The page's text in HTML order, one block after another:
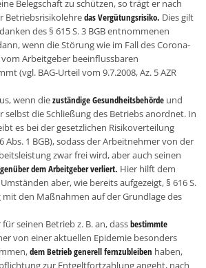
Belegschaft zu schützen, so trägt er nach
Betriebsrisikolehredas Vergütungsrisiko. Dies gilt
des § 615 S. 3 BGB entnommenen
wenn die Störung wie im Fall des Corona-
Arbeitgeber beeinflussbaren
(vgl. BAG-Urteil vom 9.7.2008, Az. 5 AZR
wenn diezuständige Gesundheitsbehörde und
selbst die Schließung des Betriebs anordnet. In
es bei der gesetzlichen Risikoverteilung
Abs. 1 BGB), sodass der Arbeitnehmer von der
zwar frei wird, aber auch seinen
dem Arbeitgeber verliert. Hier hilft dem
aber, wie bereits aufgezeigt, § 616 S.
mit den Maßnahmen auf der Grundlage des
seinen Betrieb z. B. an, dassbestimmte
von einer aktuellen Epidemie besonders
dem Betrieb generell fernzubleiben haben,
zur Entgeltfortzahlung angeht, nach